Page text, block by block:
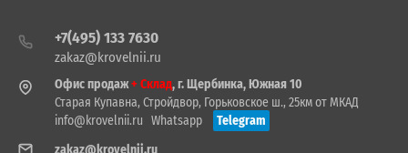
+7(495) 133 7630
zakaz@krovelnii.ru
Офис продаж+ Склад, г. Щербинка, Южная 10
Старая Купавна, Стройдвор, Горьковское ш., 25км от МКАД
info@krovelnii.ru Whatsapp
Telegram
zakaz@krovelnii.ru